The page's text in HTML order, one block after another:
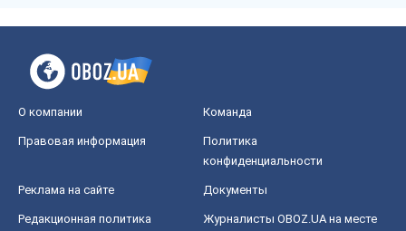
О компании Команда
Правовая информация
Политика
конфиденциальности
Реклама на сайте Документы
Редакционная политика
Журналисты OBOZ.UA на месте